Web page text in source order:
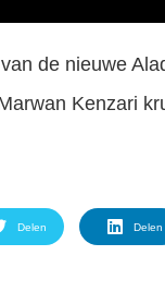
de nieuwe
Kenzari
Delen Delen